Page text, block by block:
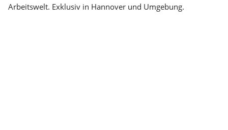
Arbeitswelt. Exklusiv in Hannover und Umgebung.